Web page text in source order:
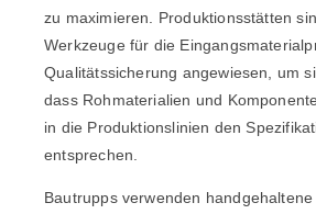
zu maximieren. Produktionsstätten
Werkzeuge für die
Qualitätssicherung angewiesen, um
dass Rohmaterialien und
in die Produktionslinien den
entsprechen.
Bautrupps verwenden handgehaltene